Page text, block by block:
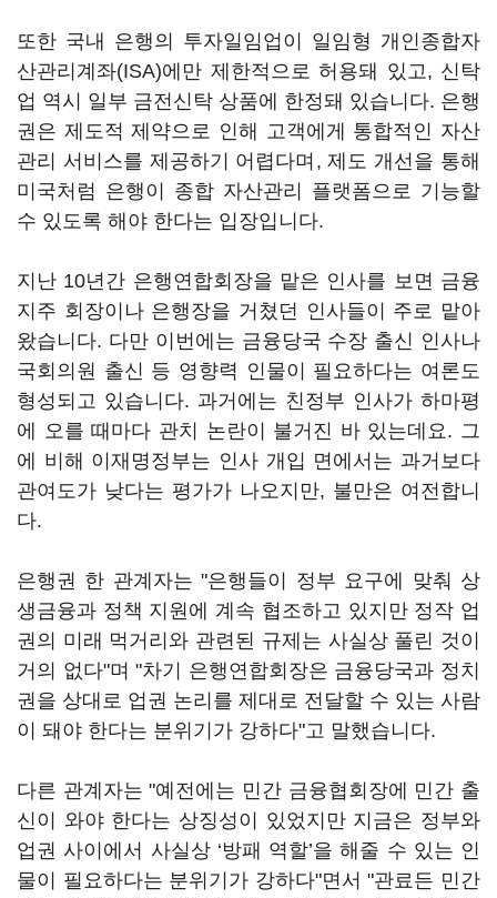
또한 국내 은행의 투자일임업이 일임형 개인종합자
산관리계좌(ISA)에만 제한적으로 허용돼 있고, 신탁
업 역시 일부 금전신탁 상품에 한정돼 있습니다. 은행
권은 제도적 제약으로 인해 고객에게 통합적인 자산
관리 서비스를 제공하기 어렵다며, 제도 개선을 통해
미국처럼 은행이 종합 자산관리 플랫폼으로 기능할
수 있도록 해야 한다는 입장입니다.
지난 10년간 은행연합회장을 맡은 인사를 보면 금융
지주 회장이나 은행장을 거쳤던 인사들이 주로 맡아
왔습니다. 다만 이번에는 금융당국 수장 출신 인사나
국회의원 출신 등 영향력 인물이 필요하다는 여론도
형성되고 있습니다. 과거에는 친정부 인사가 하마평
에 오를 때마다 관치 논란이 불거진 바 있는데요. 그
에 비해 이재명정부는 인사 개입 면에서는 과거보다
관여도가 낮다는 평가가 나오지만, 불만은 여전합니
다.
은행권 한 관계자는 "은행들이 정부 요구에 맞춰 상
생금융과 정책 지원에 계속 협조하고 있지만 정작 업
권의 미래 먹거리와 관련된 규제는 사실상 풀린 것이
거의 없다"며 "차기 은행연합회장은 금융당국과 정치
권을 상대로 업권 논리를 제대로 전달할 수 있는 사람
이 돼야 한다는 분위기가 강하다"고 말했습니다.
다른 관계자는 "예전에는 민간 금융협회장에 민간 출
신이 와야 한다는 상징성이 있었지만 지금은 정부와
업권 사이에서 사실상 ‘방패 역할’을 해줄 수 있는 인
물이 필요하다는 분위기가 강하다"면서 "관료든 민간